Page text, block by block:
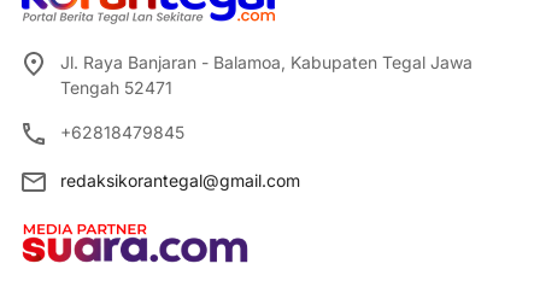
Jl. Raya Banjaran - Balamoa, Kabupaten Tegal Jawa
Tengah 52471
+62818479845
redaksikorantegal@gmail.com